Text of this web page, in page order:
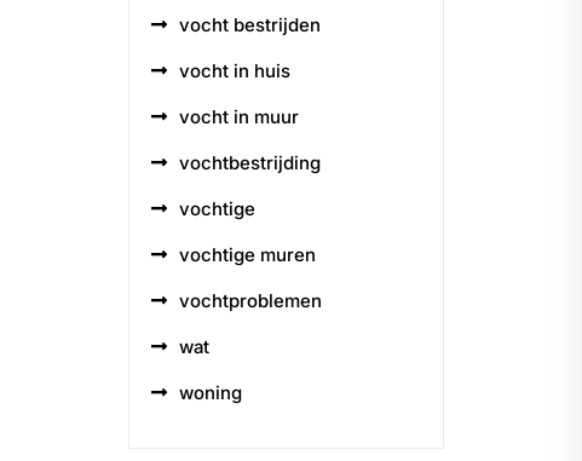
vocht bestrijden
vocht in huis
vocht in muur
vochtbestrijding
vochtige
vochtige muren
vochtproblemen
wat
woning